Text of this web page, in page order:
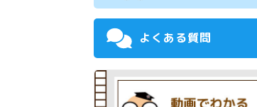
よくある質問